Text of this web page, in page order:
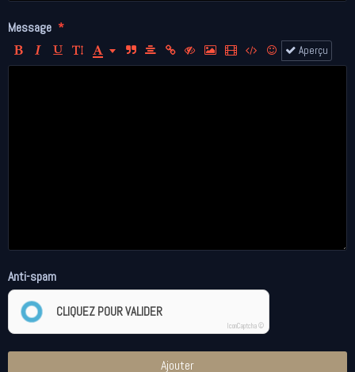
Message
Aperçu
Anti-spam
CLIQUEZ POUR VALIDER
IconCaptcha ©
Ajouter